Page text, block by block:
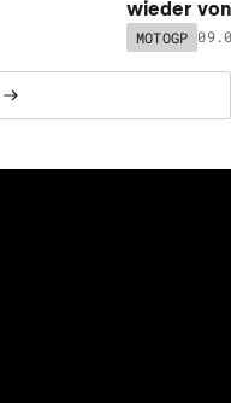
wieder
MOTOGP